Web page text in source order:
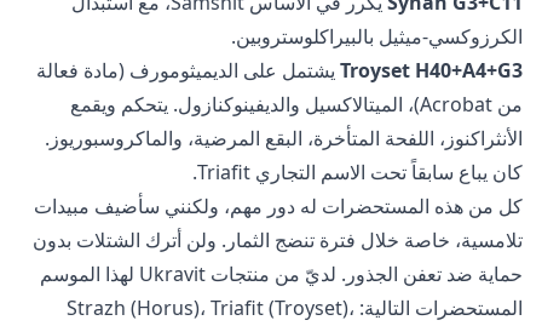
الكرزوكسي-ميثيل بالبيراكلوستروبين.
Troyset H40+A4+G3 يشتمل على الديميثومورف (مادة فعالة
من Acrobat)، الميتالاكسيل والديفينوكنازول. يتحكم ويقمع
الأنثراكنوز، اللفحة المتأخرة، البقع المرضية، والماكروسبوريوز.
كان يباع سابقاً تحت الاسم التجاري Triafit.
كل من هذه المستحضرات له دور مهم، ولكنني سأضيف مبيدات
تلامسية، خاصة خلال فترة تنضج الثمار. ولن أترك الشتلات بدون
حماية ضد تعفن الجذور. لديّ من منتجات Ukravit لهذا الموسم
المستحضرات التالية: Strazh (Horus)، Triafit (Troyset)،